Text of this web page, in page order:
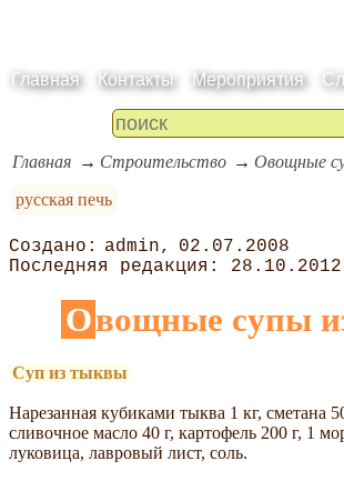
Главная Контакты Мероприятия
Главная Строительство
Овощные
русская печь
admin
02.07.2008
28.10.2012
Овощные супы
Суп из тыквы
Нарезанная кубиками тыква 1 кг, сметана
сливочное масло 40 г, картофель 200 г, 1
луковица, лавровый лист, соль.